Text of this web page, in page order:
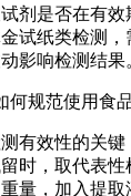
剂是否在有
试纸类检测
影响检测结果
有效性的关
时，取代表性
量，加入提